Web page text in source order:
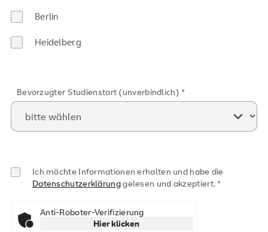
Berlin
Heidelberg
Bevorzugter Studienstart (unverbindlich)
Ich möchte Informationen erhalten und habe die
Datenschutzerklärunggelesen und akzeptiert.
Anti-Roboter-Verifizierung
Hier klicken